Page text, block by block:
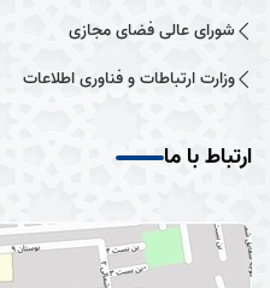
شورای عالی فضای مجازی
وزارت ارتباطات و فناوری اطلاعات
ارتباط با ما